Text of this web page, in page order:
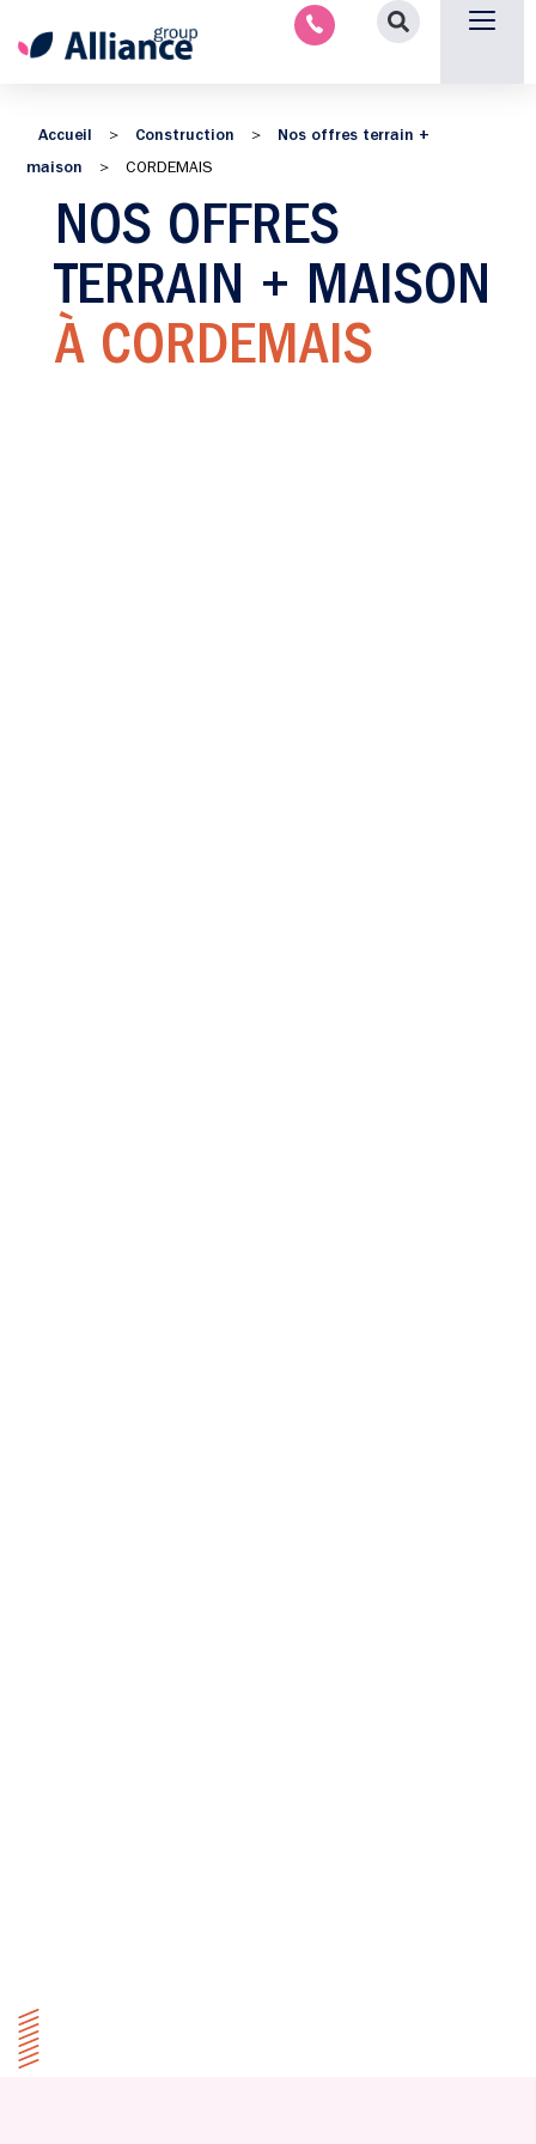
Accueil > Construction >
Nos offres terrain +
maison
> CORDEMAIS
NOS OFFRES
TERRAIN + MAISON
À CORDEMAIS